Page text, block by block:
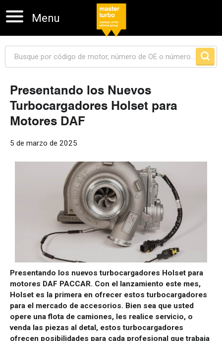
Menu
Skip navigation
Presentando los Nuevos
Turbocargadores Holset para
Motores DAF
5 de marzo de 2025
Presentando los nuevos turbocargadores Holset para
motores DAF PACCAR. Con el lanzamiento este mes,
Holset es la primera en ofrecer estos turbocargadores
para el mercado de accesorios. Bien sea que usted
opere una flota de camiones, les realice servicio, o
venda las piezas al detal, estos turbocargadores
ofrecen posibilidades para cada profesional que trabaja